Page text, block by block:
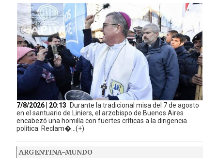
7/8/2026 | 20:13
Durante la tradicional misa del 7 de agosto
en el santuario de Liniers, el arzobispo de Buenos Aires
encabezó una homilía con fuertes críticas a la dirigencia
política. Reclam�...(+)
ARGENTINA-MUNDO